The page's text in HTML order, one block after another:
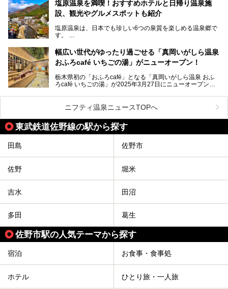
那須湯本の温泉街から少し離れた静かな環境、一軒宿ゆえに
許される露天風呂からの絶景、日帰り入浴や素泊まりで気楽
た。
2名1室利用で1人あたり4,500円～と、思い立ったらすぐに
───
提供元：アイコニア・ホスピタリティ株式会社【PR】
この記事はほったらかしの宿 ゆうふり那須高雄温泉ロッジ
塩原温泉を満喫！おすすめホテルと日帰り温泉施
設、観光やグルメスポットも紹介
塩原温泉は、日本でも珍しい6つの泉質を楽しめる温泉郷で
す。
栃木県の北部にある箒川のほとりに11の温泉地が点在し、
古くから多くの人々から癒やしの場として愛されてきまし
た。
温泉に加えて、豊かな自然を感じられる観光スポットや、こ
こでしか味わえないご当地グルメなど、多彩な魅力がある北
この記事では、塩原温泉の概要や魅力とともに、おすすめの
宿泊施設と観光・グルメスポット、日帰り温泉を順に紹介し
ます。
塩原温泉で、いつもの温泉旅行とは一味違う旅行体験をして
みませんか。
幅広い世代がゆったり過ごせる「真岡いがしら温泉
おふろcafé いちごの湯」がニューオープン！
栃木県初の「おふろcafé」となる「真岡いがしら温泉 おふ
ろcafé いちごの湯」が2025年3月27日にニューオープンす
メインとなる天然温泉のお風呂をはじめ、リラックスエリア
やキッズエリア、カフェレストランなど、施設の隅々までチ
ェックしてきました！
ニフティ温泉ニュースTOPへ
東武鉄道佐野線の駅から探す
田島 佐野市
佐野 堀米
吉水 田沼
多田 葛生
佐野市駅の人気テーマから探す
宿泊 お食事・食事処
ホテル ひとり旅・一人旅